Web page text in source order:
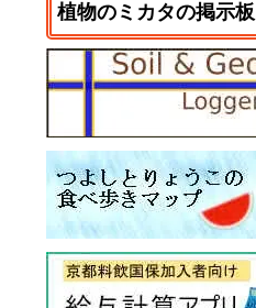
植物のミカタの掲示板